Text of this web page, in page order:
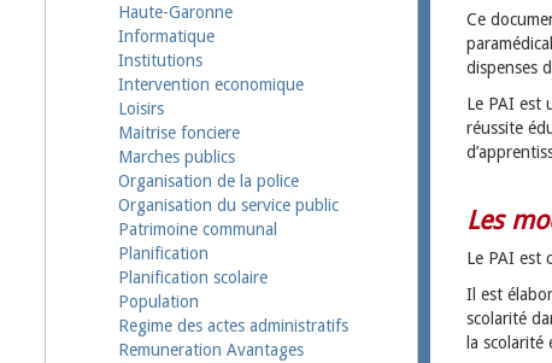
Haute-Garonne
Informatique
Institutions
Intervention economique
Loisirs
Maitrise fonciere
Marches publics
Organisation de la police
Organisation du service public
Patrimoine communal
Planification
Planification scolaire
Population
Regime des actes administratifs
Remuneration Avantages
Ce
dispenses
Le PAI est
réussite
Les
Le PAI est
Il est
scolarité
la scolarité